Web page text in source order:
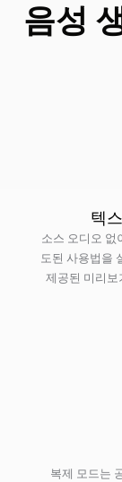
음성
텍
소스 오디오 없
도된 사용법을
제공된 미리보
복제 모드는